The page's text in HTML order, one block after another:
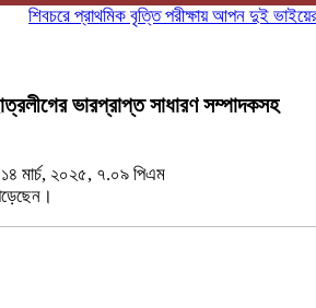
শিবচরে প্রাথমিক বৃত্তি পরীক্ষায় আপন দুই ভাইয়ের
ভারপ্রাপ্ত সাধারণ সম্পাদকসহ
মার্চ, ২০২৫, ৭.০৯ পিএম